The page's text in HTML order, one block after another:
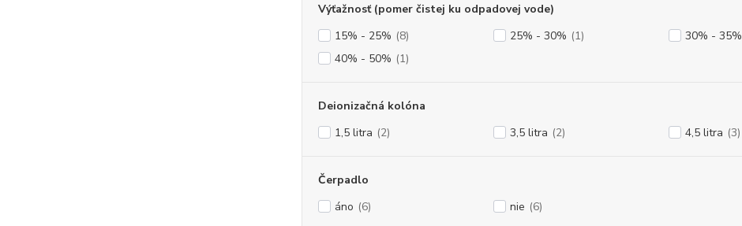
Výťažnosť (pomer čistej ku odpadovej vode)
15% - 25% (8) 25% - 30% (1) 30% - 35%
40% - 50% (1)
Deionizačná kolóna
1,5 litra (2) 3,5 litra (2) 4,5 litra (3)
Čerpadlo
áno (6) nie (6)